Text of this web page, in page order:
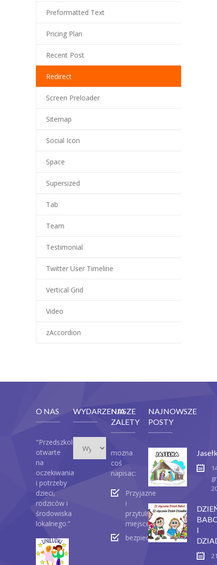
Preformatted Text
Pricing Plan
Recent Post
Redirect
Screen Preloader
Sitemap
Social Icon
Space
Supersized
Tab
Team
Testimonial
Twitter User Timeline
Vertical Grid
Video
zAccordion
O NAS
"Przedszkole
otwarte
na
oczekiwania
i potrzeby
dzieci,
rodziców i
środowiska
lokalnego.”
WYDARZENIA
NASZE
ZALETY
mozna
coś
napisac:
Przyjazne
i
przytulne
miejsce
bezpieczeństwo
NAJNOWSZE
POSTY
I